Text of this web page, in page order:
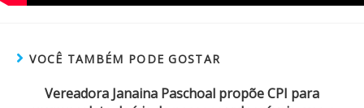
VOCÊ TAMBÉM PODE GOSTAR
Vereadora Janaina Paschoal propõe CPI para